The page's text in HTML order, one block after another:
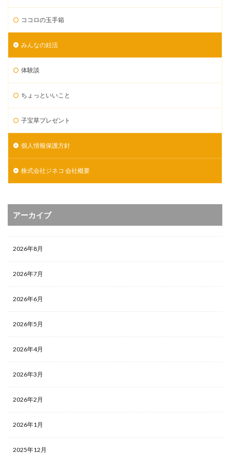
ココロの玉手箱
みんなの妊活
体験談
ちょっといいこと
子宝草プレゼント
個人情報保護方針
株式会社ジネコ 会社概要
アーカイブ
2026年8月
2026年7月
2026年6月
2026年5月
2026年4月
2026年3月
2026年2月
2026年1月
2025年12月